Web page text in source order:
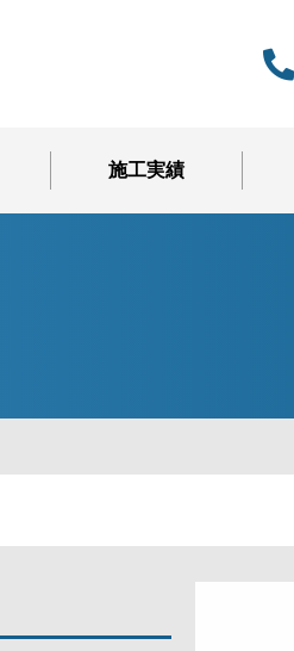
施工実績